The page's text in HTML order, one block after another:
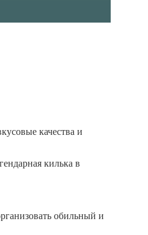
качества и
килька в
обильный и